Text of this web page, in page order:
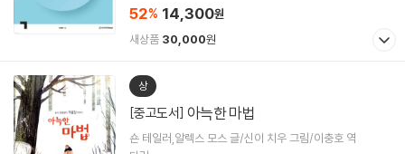
52% 14,300원
새상품 30,000원
상
[중고도서] 아늑한 마법
숀 테일러,알렉스 모스 글/신이 치우 그림/이충호 역